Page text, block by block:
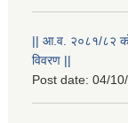
|| आ.व. २०८१/८२ को
विवरण ||
Post date: 04/